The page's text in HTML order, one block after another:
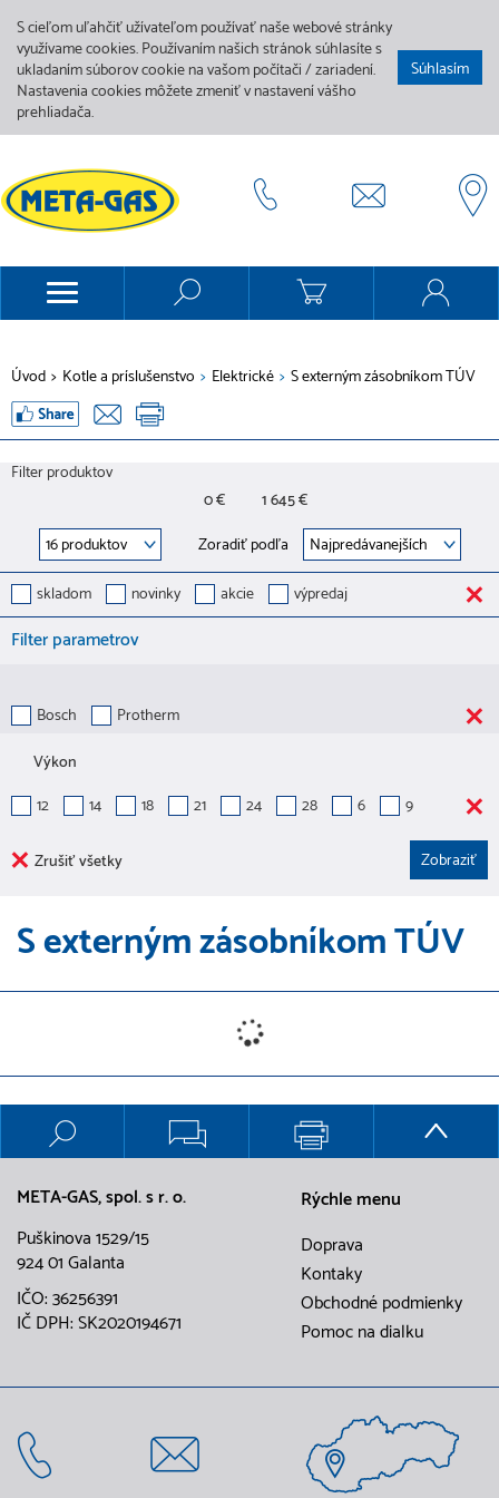
S cieľom uľahčiť užívateľom používať naše webové stránky
využívame cookies. Používaním našich stránok súhlasíte s
ukladaním súborov cookie na vašom počítači / zariadení.
Nastavenia cookies môžete zmeniť v nastavení vášho
prehliadača.
Súhlasím
Úvod > Kotle a príslušenstvo > Elektrické > S externým zásobníkom TÚV
Filter produktov
0 €
1 645 €
Zoradiť podľa
skladom
novinky akcie výpredaj
Filter parametrov
Bosch
Protherm
Výkon
12
14 18 21 24 28 6 9
Zrušiť všetky
S externým zásobníkom TÚV
META-GAS, spol. s r. o.
Puškinova 1529/15
924 01 Galanta
IČO: 36256391
IČ DPH: SK2020194671
Rýchle menu
Doprava
Kontaky
Obchodné podmienky
Pomoc na dialku